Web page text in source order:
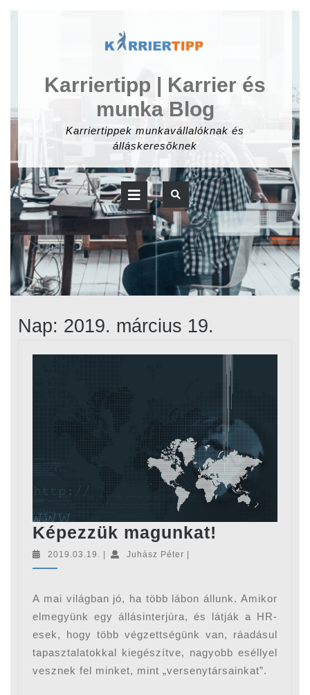
Karriertipp | Karrier és
munka Blog
Karriertippek munkavállalóknak és
álláskeresőknek
Open
Button
Nap: 2019. március 19.
Képezzük magunkat!
2019.03.19. 2019.03.19.Juhász Péter Juhász
A mai világban jó, ha több lábon állunk. Amikor
elmegyünk egy állásinterjúra, és látják a HR-
esek, hogy több végzettségünk van, ráadásul
tapasztalatokkal kiegészítve, nagyobb eséllyel
vesznek fel minket, mint „versenytársainkat”.